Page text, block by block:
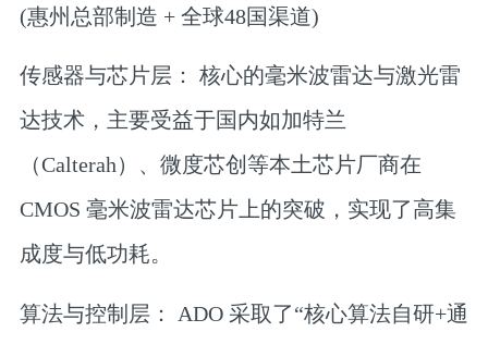
(惠州总部制造 + 全球48国渠道)
传感器与芯片层： 核心的毫米波雷达与激光雷
达技术，主要受益于国内如加特兰
（Calterah）、微度芯创等本土芯片厂商在
CMOS 毫米波雷达芯片上的突破，实现了高集
成度与低功耗。
算法与控制层： ADO 采取了“核心算法自研+通